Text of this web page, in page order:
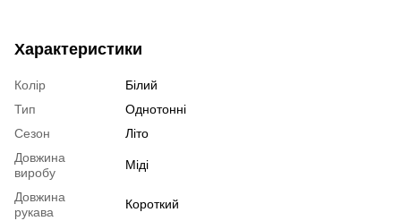
Характеристики
Колір
Білий
Тип
Однотонні
Сезон
Літо
Довжина
виробу
Міді
Довжина
рукава
Короткий